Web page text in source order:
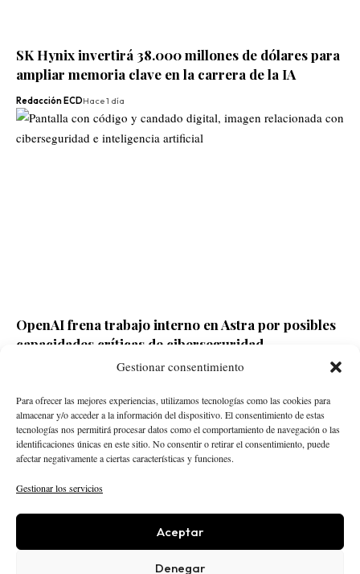
Gestionar consentimiento
Para ofrecer las mejores experiencias, utilizamos tecnologías como las cookies para
almacenar y/o acceder a la información del dispositivo. El consentimiento de estas
tecnologías nos permitirá procesar datos como el comportamiento de navegación o las
identificaciones únicas en este sitio. No consentir o retirar el consentimiento, puede
afectar negativamente a ciertas características y funciones.
Gestionar los servicios
Aceptar
Denegar
SK Hynix invertirá 38.000 millones de dólares para
ampliar memoria clave en la carrera de la IA
Redacción ECDHace 1 día
OpenAI frena trabajo interno en Astra por posibles
capacidades críticas de ciberseguridad
Hace 1 día
INTELIGENCIA ARTIFICIAL
CREATOR ECONOMY
ROBÓTICA
NEGOCIOS
ECONOMÍA
ACTUALIDAD